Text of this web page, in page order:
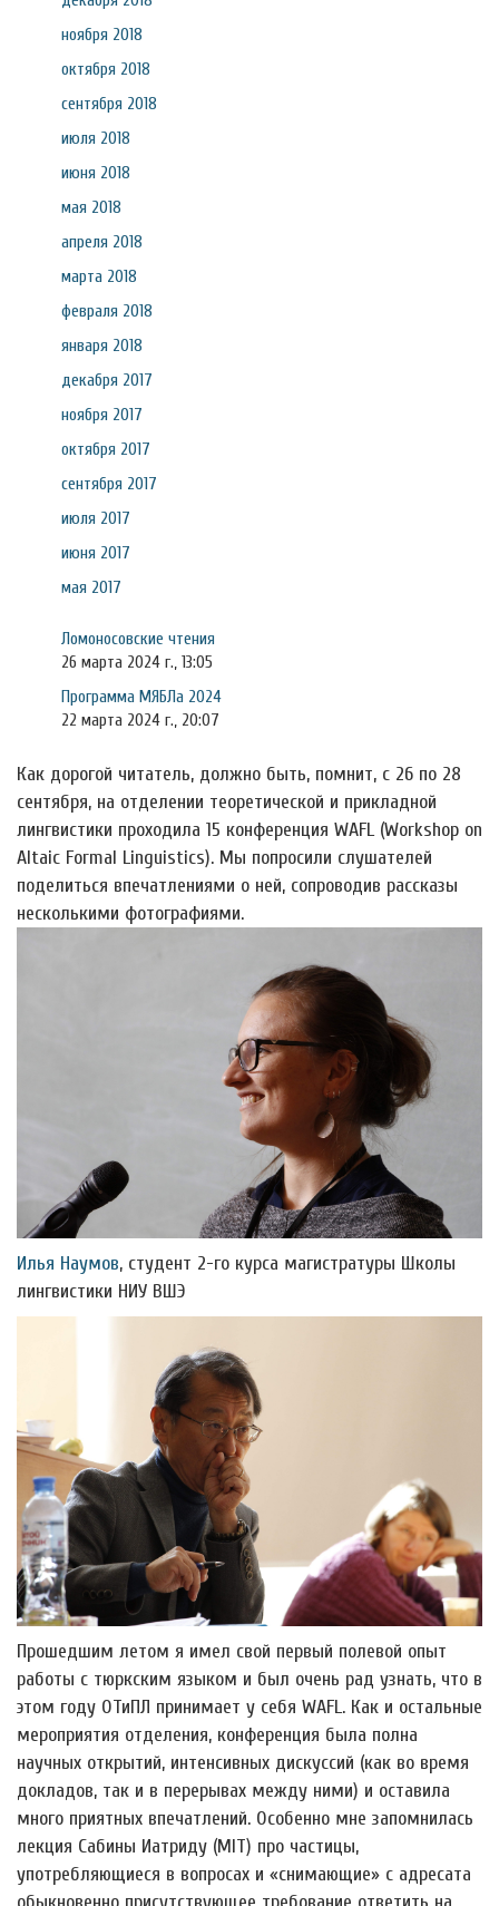
ноября 2018
октября 2018
сентября 2018
июля 2018
июня 2018
мая 2018
апреля 2018
марта 2018
февраля 2018
января 2018
декабря 2017
ноября 2017
октября 2017
сентября 2017
июля 2017
июня 2017
мая 2017
Ломоносовские чтения
26 марта 2024 г., 13:05
Программа МЯБЛа 2024
22 марта 2024 г., 20:07
Как дорогой читатель, должно быть, помнит, с 26 по 28
сентября, на отделении теоретической и прикладной
лингвистики проходила 15 конференция WAFL (Workshop on
Altaic Formal Linguistics). Мы попросили слушателей
поделиться впечатлениями о ней, сопроводив рассказы
несколькими фотографиями.
Илья Наумов, студент 2-го курса магистратуры Школы
лингвистики НИУ ВШЭ
Прошедшим летом я имел свой первый полевой опыт
работы с тюркским языком и был очень рад узнать, что в
этом году ОТиПЛ принимает у себя WAFL. Как и остальные
мероприятия отделения, конференция была полна
научных открытий, интенсивных дискуссий (как во время
докладов, так и в перерывах между ними) и оставила
много приятных впечатлений. Особенно мне запомнилась
лекция Сабины Иатриду (MIT) про частицы,
употребляющиеся в вопросах и «снимающие» с адресата